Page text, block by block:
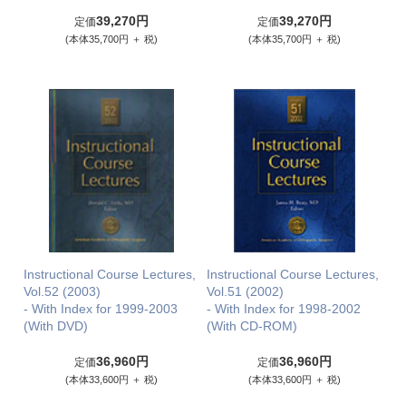
定価39,270円
(本体35,700円 ＋ 税)
定価39,270円
(本体35,700円 ＋ 税)
Instructional Course Lectures,
Vol.52 (2003)
- With Index for 1999-2003
(With DVD)
定価36,960円
(本体33,600円 ＋ 税)
Instructional Course Lectures,
Vol.51 (2002)
- With Index for 1998-2002
(With CD-ROM)
定価36,960円
(本体33,600円 ＋ 税)